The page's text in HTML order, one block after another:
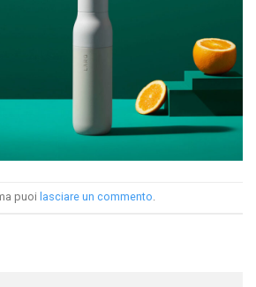
puoi lasciare un commento.